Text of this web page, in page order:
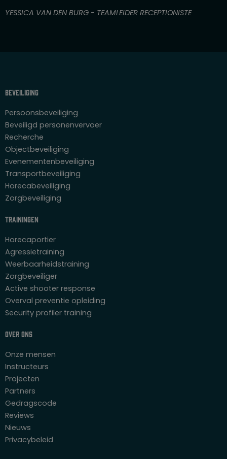
n
YESSICA VAN DEN BURG - TEAMLEIDER RECEPTIONISTE
Beveiliging
Persoonsbeveiliging
Beveiligd personenvervoer
Recherche
Objectbeveiliging
Evenementenbeveiliging
Transportbeveiliging
Horecabeveiliging
Zorgbeveiliging
Trainingen
Horecaportier
Agressietraining
Weerbaarheidstraining
Zorgbeveiliger
Active shooter response
Overval preventie opleiding
Security profiler training
Over ons
Onze mensen
Instructeurs
Projecten
Partners
Gedragscode
Reviews
Nieuws
Privacybeleid